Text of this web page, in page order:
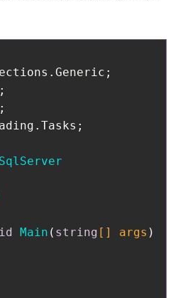
Main ( string [] args )